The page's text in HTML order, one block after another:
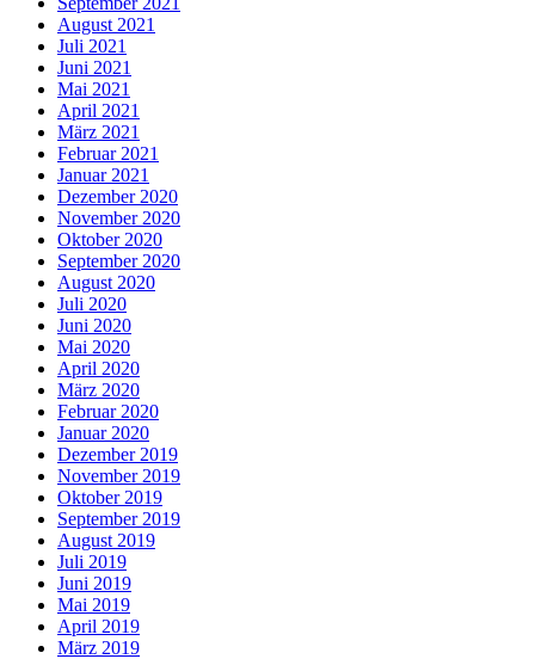
August 2021
Juli 2021
Juni 2021
Mai 2021
April 2021
März 2021
Februar 2021
Januar 2021
Dezember 2020
November 2020
Oktober 2020
September 2020
August 2020
Juli 2020
Juni 2020
Mai 2020
April 2020
März 2020
Februar 2020
Januar 2020
Dezember 2019
November 2019
Oktober 2019
September 2019
August 2019
Juli 2019
Juni 2019
Mai 2019
April 2019
März 2019